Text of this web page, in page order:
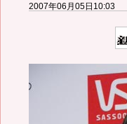
2007年06月05日10:03